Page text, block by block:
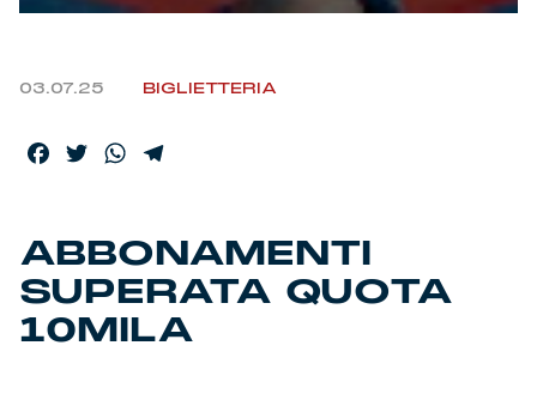
Helan x Genoa
Isolani x Genoa
Fortissimo batte il mio cuor
03.07.25 BIGLIETTERIA
Facebook
TwitterWhatsApp
ABBONAMENTI
SUPERATA QUOTA
10MILA